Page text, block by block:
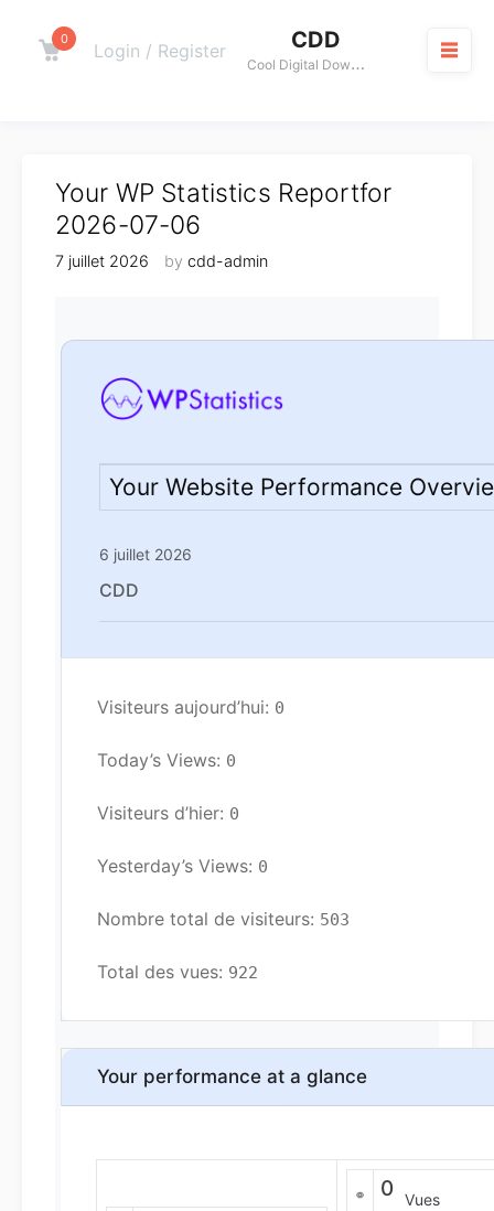
content
CDD
C
ool Digital Download
Cart
0
Login / Register
Your WP Statistics Reportfor
2026-07-06
7 juillet 2026 by cdd-admin
Your Website Performance
6 juillet 2026
CDD
Visiteurs aujourd’hui: 0
Today’s Views: 0
Visiteurs d’hier: 0
Yesterday’s Views: 0
Nombre total de visiteurs: 503
Total des vues: 922
Your performance at a glance
0 Vues